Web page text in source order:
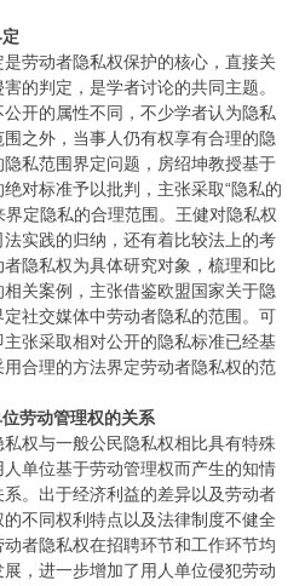
劳动者隐私权保护的核心，直接关
的判定，是学者讨论的共同主题。
开的属性不同，不少学者认为隐私
之外，当事人仍有权享有合理的隐
私范围界定问题，房绍坤教授基于
对标准予以批判，主张采取“隐私的
界定隐私的合理范围。王健对隐私权
实践的归纳，还有着比较法上的考
隐私权为具体研究对象，梳理和比
关案例，主张借鉴欧盟国家关于隐
社交媒体中劳动者隐私的范围。可
张采取相对公开的隐私标准已经基
合理的方法界定劳动者隐私权的范
劳动管理权的关系
权与一般公民隐私权相比具有特殊
单位基于劳动管理权而产生的知情
。出于经济利益的差异以及劳动者
不同权利特点以及法律制度不健全
者隐私权在招聘环节和工作环节均
，进一步增加了用人单位侵犯劳动